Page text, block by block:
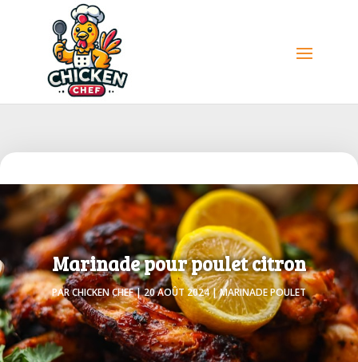
Marinade pour poulet citron
PARCHICKEN CHEF|20 AOÛT 2024|MARINADE POULET